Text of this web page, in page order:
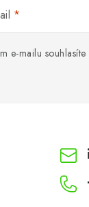
e-mailu souhlasíte